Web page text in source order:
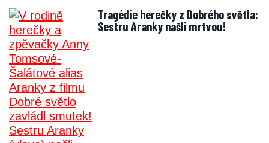
Tragédie herečky z Dobrého světla:
Sestru Aranky našli mrtvou!